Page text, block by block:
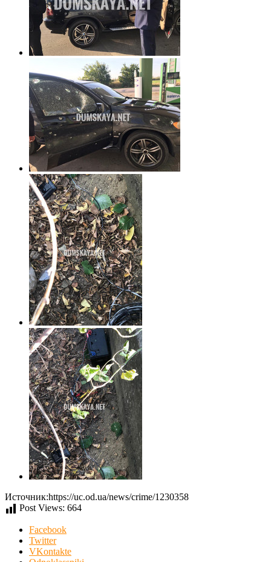
Источник:https://uc.od.ua/news/crime/1230358
Post Views: 664
Facebook
Twitter
VKontakte